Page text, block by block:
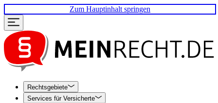
Zum Hauptinhalt springen
Rechtsgebiete
Services für Versicherte